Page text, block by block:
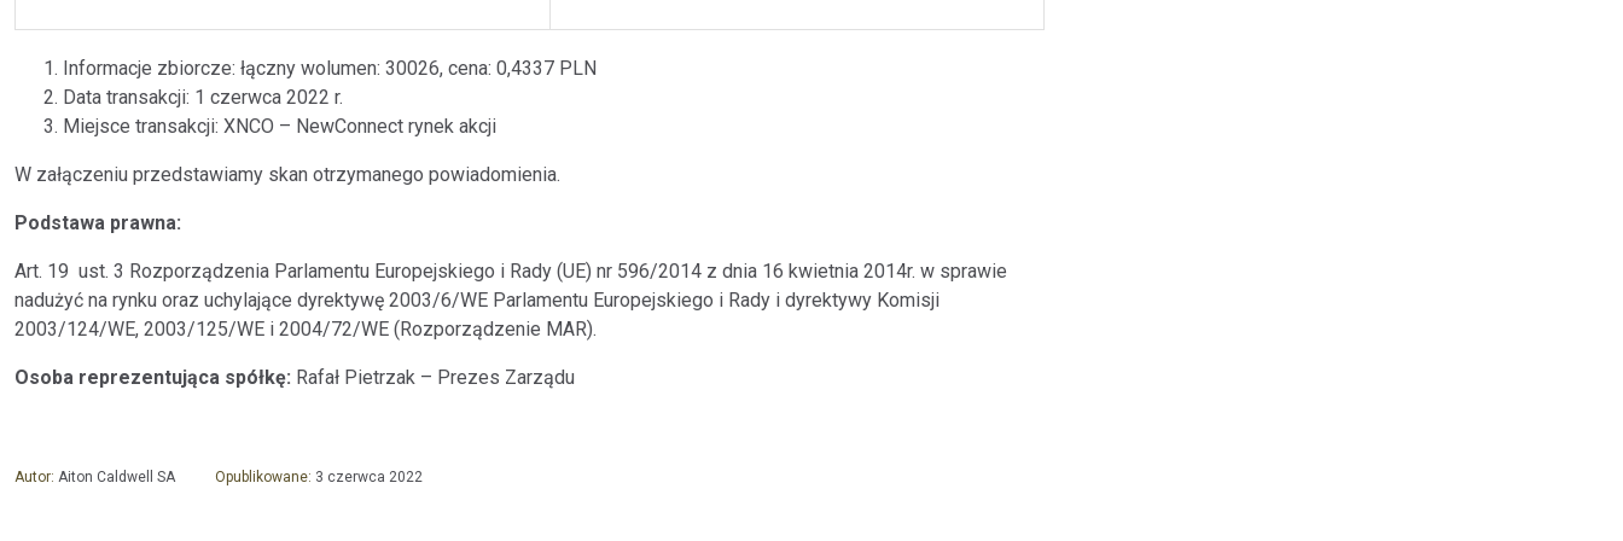
Informacje zbiorcze: łączny wolumen: 30026, cena: 0,4337 PLN
Data transakcji: 1 czerwca 2022 r.
Miejsce transakcji: XNCO – NewConnect rynek akcji
W załączeniu przedstawiamy skan otrzymanego powiadomienia.
Podstawa prawna:
Art. 19 ust. 3 Rozporządzenia Parlamentu Europejskiego i Rady (UE) nr 596/2014 z dnia 16 kwietnia 2014r. w sprawie
nadużyć na rynku oraz uchylające dyrektywę 2003/6/WE Parlamentu Europejskiego i Rady i dyrektywy Komisji
2003/124/WE, 2003/125/WE i 2004/72/WE (Rozporządzenie MAR).
Osoba reprezentująca spółkę: Rafał Pietrzak – Prezes Zarządu
Autor: Aiton Caldwell SA Opublikowane: 3 czerwca 2022